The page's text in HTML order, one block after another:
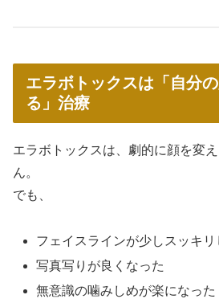
エラボトックスは「自分
る」治療
エラボトックスは、劇的に顔を変
ん。
でも、
フェイスラインが少しスッキリ
写真写りが良くなった
無意識の噛みしめが楽になった